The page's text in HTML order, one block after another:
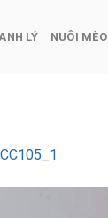
LÝ NUÔI MÈO